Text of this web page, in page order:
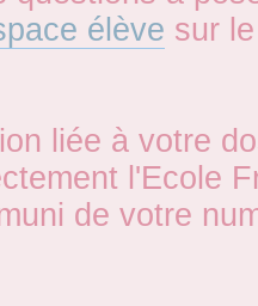
élève sur
liée à votre
l'Ecole
de votre